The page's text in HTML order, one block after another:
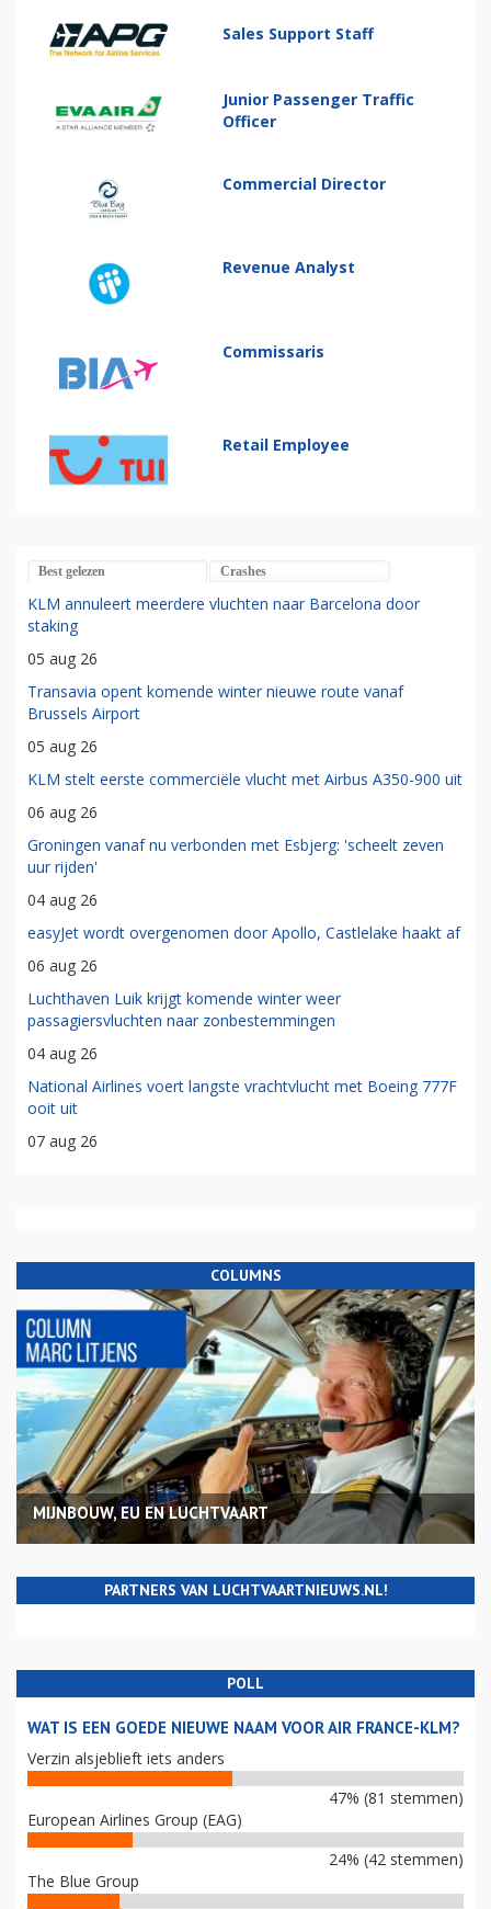
Sales Support Staff
Junior Passenger Traffic
Officer
Commercial Director
Revenue Analyst
Commissaris
Retail Employee
Best gelezen Crashes
KLM annuleert meerdere vluchten naar Barcelona door
staking
05 aug 26
Transavia opent komende winter nieuwe route vanaf
Brussels Airport
05 aug 26
KLM stelt eerste commerciële vlucht met Airbus A350-900 uit
06 aug 26
Groningen vanaf nu verbonden met Esbjerg: 'scheelt zeven
uur rijden'
04 aug 26
easyJet wordt overgenomen door Apollo, Castlelake haakt af
06 aug 26
Luchthaven Luik krijgt komende winter weer
passagiersvluchten naar zonbestemmingen
04 aug 26
National Airlines voert langste vrachtvlucht met Boeing 777F
ooit uit
07 aug 26
COLUMNS
MIJNBOUW, EU EN LUCHTVAART
PARTNERS VAN LUCHTVAARTNIEUWS.NL!
POLL
WAT IS EEN GOEDE NIEUWE NAAM VOOR AIR FRANCE-KLM?
Verzin alsjeblieft iets anders
47% (81 stemmen)
European Airlines Group (EAG)
24% (42 stemmen)
The Blue Group